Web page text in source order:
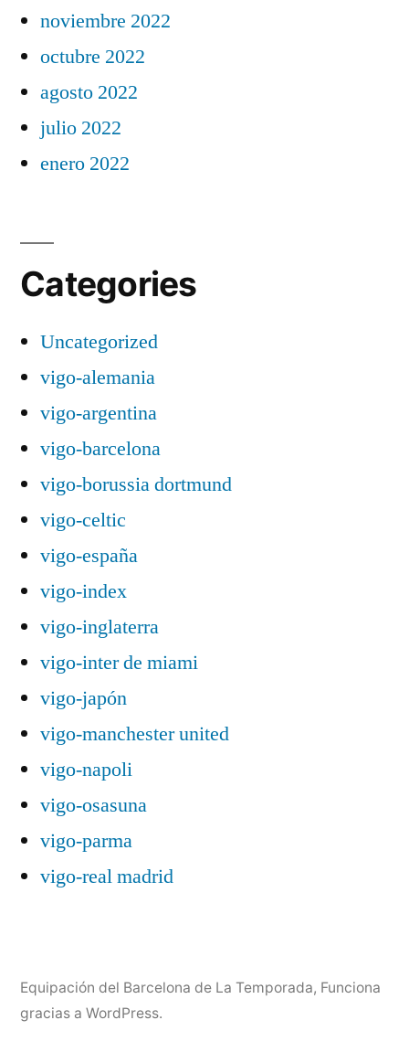
noviembre 2022
octubre 2022
agosto 2022
julio 2022
enero 2022
Categories
Uncategorized
vigo-alemania
vigo-argentina
vigo-barcelona
vigo-borussia dortmund
vigo-celtic
vigo-españa
vigo-index
vigo-inglaterra
vigo-inter de miami
vigo-japón
vigo-manchester united
vigo-napoli
vigo-osasuna
vigo-parma
vigo-real madrid
Equipación del Barcelona de La Temporada, Funciona
gracias a WordPress.